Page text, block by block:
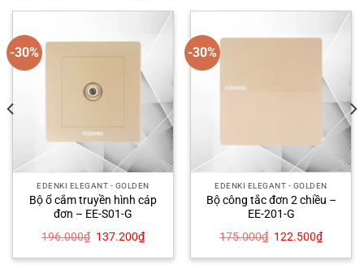
-30%
EDENKI ELEGANT - GOLDEN
Bộ ổ cắm truyền hình cáp
đơn – EE-S01-G
196.000₫ Giá
là:
137.200₫Giá
hiện
tại
-30%
EDENKI ELEGANT - GOLDEN
Bộ công tắc đơn 2 chiều –
EE-201-G
175.000₫ Giá
là:
122.500₫Giá
hiện
tại